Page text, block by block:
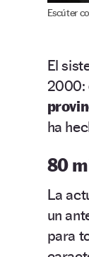
Escúter
El
2000:
ha
80
La
un
para